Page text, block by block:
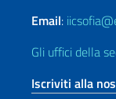
Email:
Gli uffici della
Iscriviti alla